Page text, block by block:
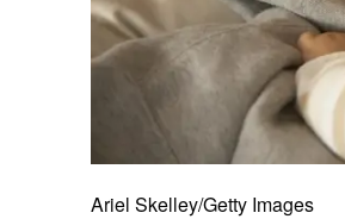
Ariel Skelley/Getty Images